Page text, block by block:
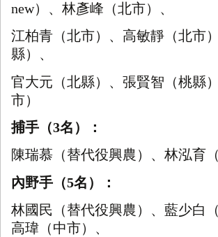
new）、林彥峰（北市）、
江柏青（北市）、 高敏靜（北市
縣）、
官大元（北縣）、張賢智（桃縣
市）
捕手（3名）：
陳瑞慕（替代役興農）、林泓育
內野手（5名）：
林國民（替代役興農）、藍少白
高瑋（中市）、